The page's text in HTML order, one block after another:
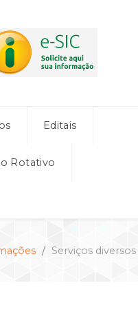
Editais
Rotativo
Serviços